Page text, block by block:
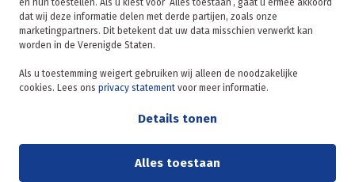
en hun toestellen. Als u kiest voor ‘Alles toestaan’, gaat u ermee akkoord
dat wij deze informatie delen met derde partijen, zoals onze
marketingpartners. Dit betekent dat uw data misschien verwerkt kan
worden in de Verenigde Staten.
Als u toestemming weigert gebruiken wij alleen de noodzakelijke
cookies. Lees onsprivacy statement voor meer informatie.
Details tonen
Alles toestaan
Fritom Corporate is onderdeel van de Fritom Group
Privacy statement